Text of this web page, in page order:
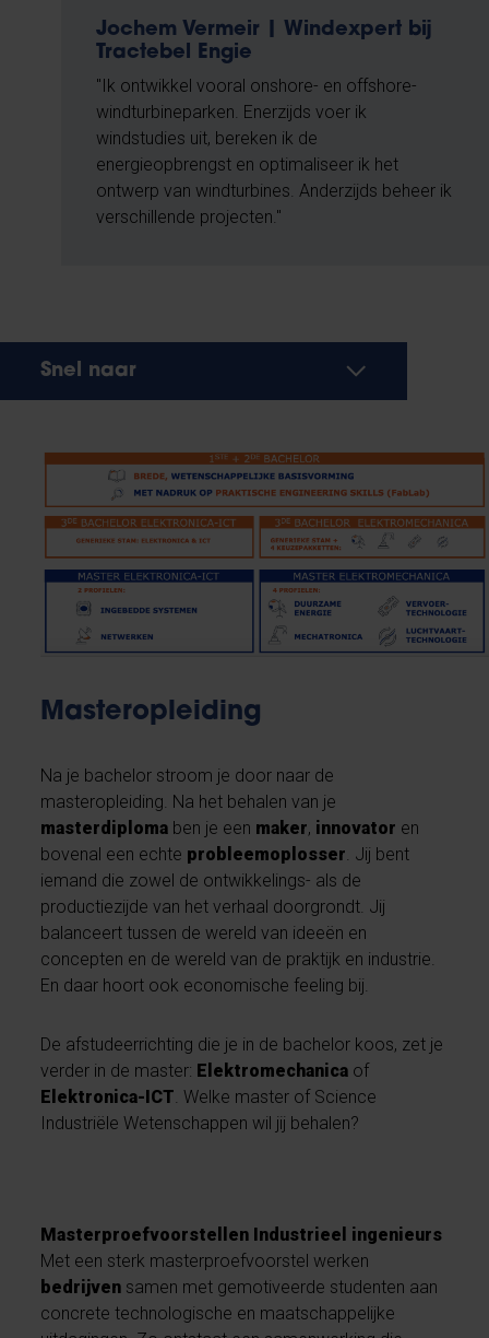
Jochem Vermeir | Windexpert bij
Tractebel Engie
"Ik ontwikkel vooral onshore- en offshore-
windturbineparken. Enerzijds voer ik
windstudies uit, bereken ik de
energieopbrengst en optimaliseer ik het
ontwerp van windturbines. Anderzijds beheer ik
verschillende projecten."
Snel naar
Masteropleiding
Na je bachelor stroom je door naar de
masteropleiding. Na het behalen van je
masterdiploma ben je een maker, innovator en
bovenal een echte probleemoplosser. Jij bent
iemand die zowel de ontwikkelings- als de
productiezijde van het verhaal doorgrondt. Jij
balanceert tussen de wereld van ideeën en
concepten en de wereld van de praktijk en industrie.
En daar hoort ook economische feeling bij.
De afstudeerrichting die je in de bachelor koos, zet je
verder in de master: Elektromechanica of
Elektronica-ICT. Welke master of Science
Industriële Wetenschappen wil jij behalen?
Masterproefvoorstellen Industrieel ingenieurs
Met een sterk masterproefvoorstel werken
bedrijven samen met gemotiveerde studenten aan
concrete technologische en maatschappelijke